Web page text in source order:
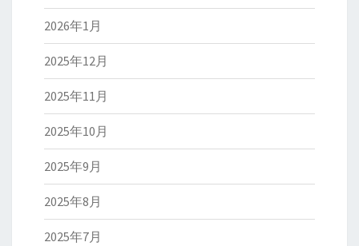
2026年1月
2025年12月
2025年11月
2025年10月
2025年9月
2025年8月
2025年7月